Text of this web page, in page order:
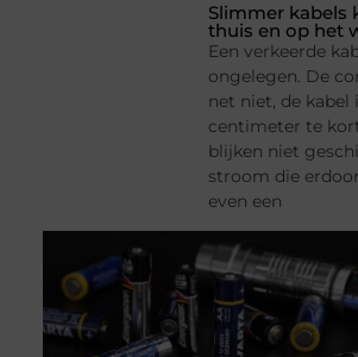
Slimmer kabels
thuis en op het
Een verkeerde
ongelegen. De
net niet, de kabel
centimeter te
blijken niet
stroom die
even een